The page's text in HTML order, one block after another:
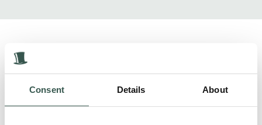
Consent Details About
Gerelateerde berichten
23 juni, 2026
Nieuws